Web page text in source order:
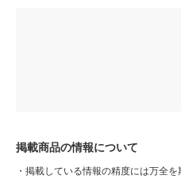
掲載商品の情報について
・ 掲載している情報の精度には万全